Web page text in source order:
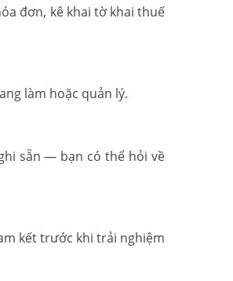
đơn, kê khai tờ khai thuế
làm hoặc quản lý.
sẵn — bạn có thể hỏi về
kết trước khi trải nghiệm